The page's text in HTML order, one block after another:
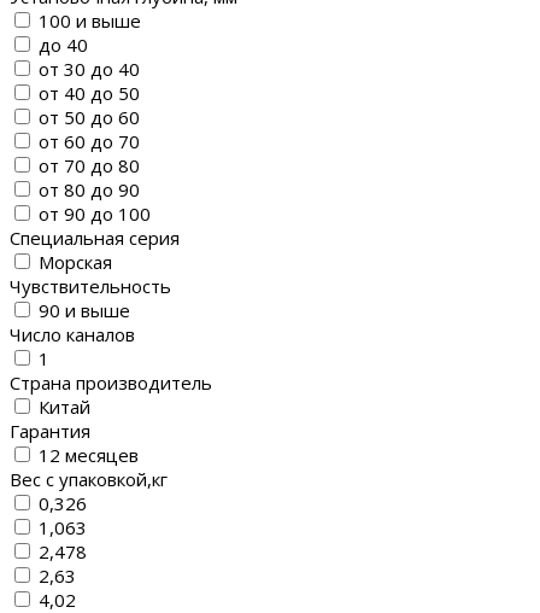
100 и выше
до 40
от 30 до 40
от 40 до 50
от 50 до 60
от 60 до 70
от 70 до 80
от 80 до 90
от 90 до 100
Специальная серия
Морская
Чувствительность
90 и выше
Число каналов
1
Страна производитель
Китай
Гарантия
12 месяцев
Вес с упаковкой,кг
0,326
1,063
2,478
2,63
4,02